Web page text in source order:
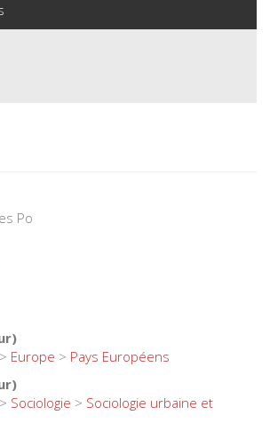
Po
> Europe > Pays Européens
> Sociologie > Sociologie urbaine et